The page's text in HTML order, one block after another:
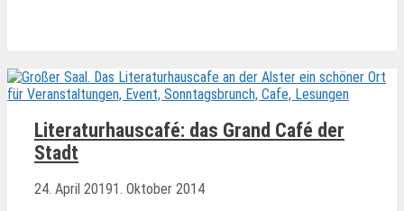
Literaturhauscafé: das Grand Café der
Stadt
24. April 20191. Oktober 2014